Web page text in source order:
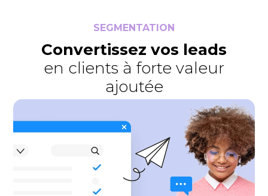
SEGMENTATION
Convertissez vos leads
en clients à forte valeur
ajoutée